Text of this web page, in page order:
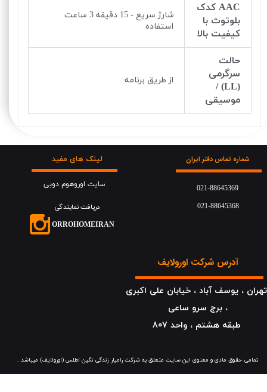
AAC کدک
بلوتوث با
کیفیت بالا
شارژ سریع - 15 دقیقه 3 ساعت
استفاده
حالت
سرگرمی
(LL) /
موسیقی
از طریق برنامه
آدرس شرکت اورولایف
تهران ، یوسف آباد ، خیابان علی اکبری
، برج سرو ساعی
​​​​​​​طبقه هشتم ، واحد 807
شماره تماس دفتر ایران
سایت اوروهوم دوبی
021-88645369
021-88645368
​​​تمامی حقوق مادی و معنوی این سایت متعلق به شرکت رامیار زندگی نگین اطلس (اورولایف) میباشد .
دریافت نمایندگی
لینک های مفید
​​​ORROHOMEIRAN